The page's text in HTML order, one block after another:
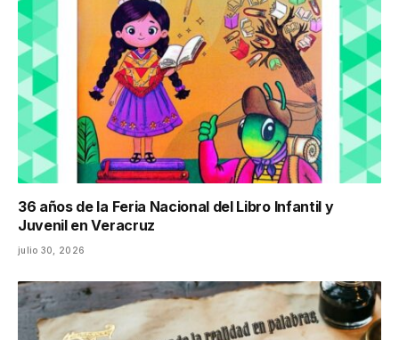
36 años de la Feria Nacional del Libro Infantil y
Juvenil en Veracruz
julio 30, 2026